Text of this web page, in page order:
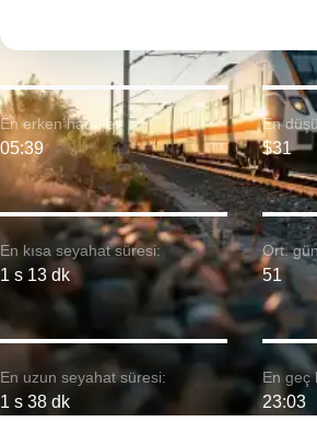
En kısa seyahat süresi:
1 s 13 dk
En erken hareket:
05:39
En uzun seyahat süresi:
1 s 38 dk
En
$31
Ort.
51
En geç
23:03